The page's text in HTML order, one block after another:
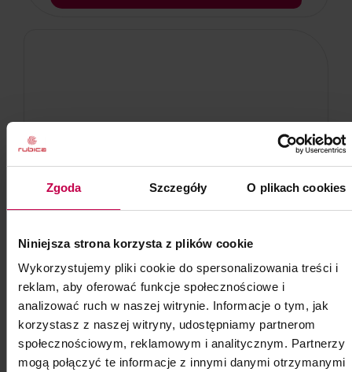
Zgoda Szczegóły O plikach cookies
Niniejsza strona korzysta z plików cookie
Wykorzystujemy pliki cookie do spersonalizowania treści i
reklam, aby oferować funkcje społecznościowe i
analizować ruch w naszej witrynie. Informacje o tym, jak
korzystasz z naszej witryny, udostępniamy partnerom
społecznościowym, reklamowym i analitycznym. Partnerzy
mogą połączyć te informacje z innymi danymi otrzymanymi
Rękawiczki nitrylowe różowe - S